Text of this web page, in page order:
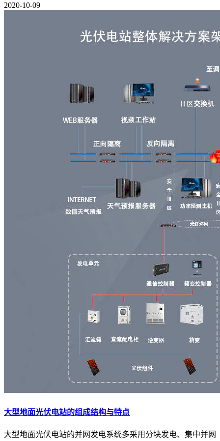
2020-10-09
大型地面光伏电站的组成结构与特点
大型地面光伏电站的并网发电系统多采用分块发电、集中并网